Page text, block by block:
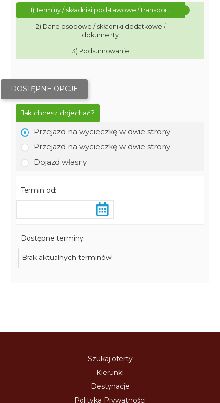
1) Terminy / składniki podstawowe / transport
2) Dane osobowe / składniki dodatkowe /
dokumenty
3) Podsumowanie
DOSTĘPNE OPCJE
Jak chcesz dojechać?
Przejazd na wycieczkę w dwie strony
Przejazd na wycieczkę w dwie strony
Dojazd własny
Termin od:
Dostępne terminy:
Brak aktualnych terminów!
Szukaj oferty
Kierunki
Destynacje
Polityka Prywatności